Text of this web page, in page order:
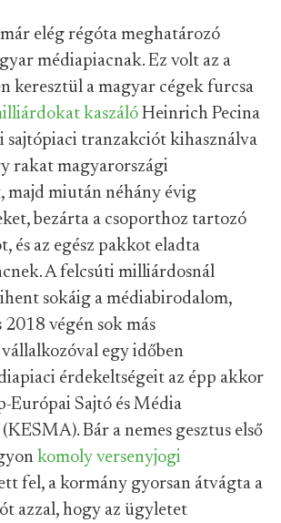
elég régóta meghatározó
médiapiacnak. Ez volt az a
keresztül a magyar cégek furcsa
kaszálóHeinrich Pecina
sajtópiaci tranzakciót kihasználva
rakat magyarországi
majd miután néhány évig
bezárta a csoporthoz tartozó
és az egész pakkot eladta
A felcsúti milliárdosnál
sokáig a médiabirodalom,
végén sok más
egy időben
érdekeltségeit az épp akkor
Európai Sajtó és Média
Bár a nemes gesztus első
komoly versenyjogi
fel, a kormány gyorsan átvágta a
azzal, hogy az ügyletet